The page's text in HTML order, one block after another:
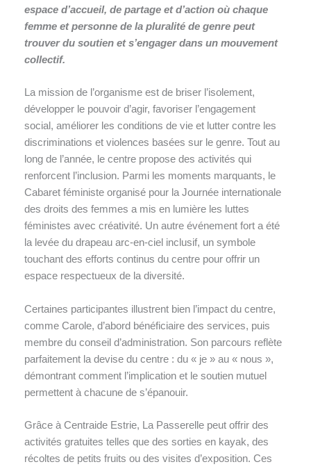
espace d’accueil, de partage et d’action où chaque
femme et personne de la pluralité de genre peut
trouver du soutien et s’engager dans un mouvement
collectif.
La mission de l’organisme est de briser l’isolement,
développer le pouvoir d’agir, favoriser l’engagement
social, améliorer les conditions de vie et lutter contre les
discriminations et violences basées sur le genre. Tout au
long de l’année, le centre propose des activités qui
renforcent l’inclusion. Parmi les moments marquants, le
Cabaret féministe organisé pour la Journée internationale
des droits des femmes a mis en lumière les luttes
féministes avec créativité. Un autre événement fort a été
la levée du drapeau arc-en-ciel inclusif, un symbole
touchant des efforts continus du centre pour offrir un
espace respectueux de la diversité.
Certaines participantes illustrent bien l’impact du centre,
comme Carole, d’abord bénéficiaire des services, puis
membre du conseil d’administration. Son parcours reflète
parfaitement la devise du centre : du « je » au « nous »,
démontrant comment l’implication et le soutien mutuel
permettent à chacune de s’épanouir.
Grâce à Centraide Estrie, La Passerelle peut offrir des
activités gratuites telles que des sorties en kayak, des
récoltes de petits fruits ou des visites d’exposition. Ces